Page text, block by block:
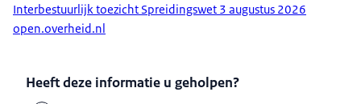
Interbestuurlijk toezicht Spreidingswet 3 augustus 2026
open.overheid.nl
Heeft deze informatie u geholpen?